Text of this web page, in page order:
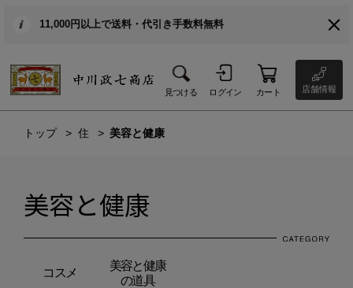
11,000円以上で送料・代引き手数料無料
見つける ログイン カート 店舗情報
トップ 住 美容と健康
美容と健康
コスメ
美容と健康
の道具